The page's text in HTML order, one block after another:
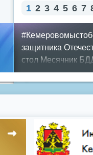
1 2 3 4 5 6 7
защитника
стол Месячник
ЖКХ Положение
граждан
город день города
школьники
Показать все теги